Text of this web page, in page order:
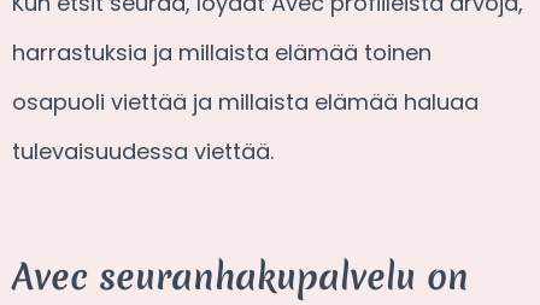
harrastuksia ja millaista elämää toinen
osapuoli viettää ja millaista elämää haluaa
tulevaisuudessa viettää.
Avec seuranhakupalvelu on